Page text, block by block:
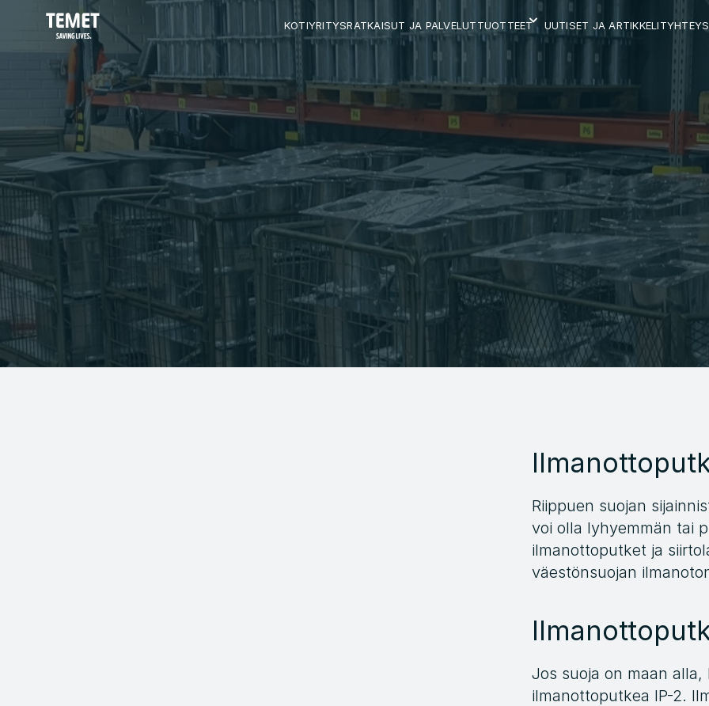
KOTIYRITYSRATKAISUT JA PALVELUTTUOTTEET UUTISET JA ARTIKKELIT
ILMA N OTT O PUTKET JA SIIRTOLAATI
KOT
Riippuen suojan
voi olla lyhyemmän tai
ilmanottoputket ja
väestönsuojan
Jos suoja on maan
ilmanottoputkea IP-2.